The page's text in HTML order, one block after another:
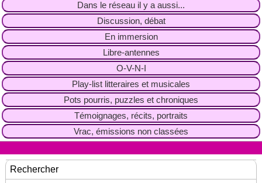
Dans le réseau il y a aussi...
Discussion, débat
En immersion
Libre-antennes
O-V-N-I
Play-list litteraires et musicales
Pots pourris, puzzles et chroniques
Témoignages, récits, portraits
Vrac, émissions non classées
Rechercher